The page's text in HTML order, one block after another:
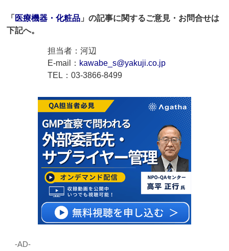
「 医療機器・化粧品 」の記事に関するご意見・お問合せは
下記へ。
担当者：河辺
E-mail： kawabe_s@yakuji.co.jp
TEL：03-3866-8499
‐AD‐